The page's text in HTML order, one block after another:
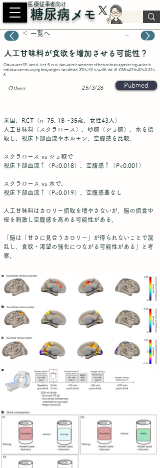
​医療従事者向け
糖尿病メモ
＜ 一覧へ －
人工甘味料が食欲を増加させる可能性？
Chakravartti SP, Jann K, Veit R, et al. Non-caloric sweetener effects on brain appetite regulation in
individuals across varying body weights. Nat Metab. 2025;7(3):574-585. doi:10.1038/s42255-025-01227-
8
25/3/26
Others Pubmed
米国、RCT（n=75, 18〜35歳、女性43人）
人工甘味料（スクラロース）、砂糖（ショ糖）、水を摂
取し、視床下部血流やホルモン、空腹感を比較。
スクラロース vs ショ糖で
視床下部血流↑（P<0.018）、空腹感↑（P<0.001）
スクラロース vs 水で、
視床下部血流↑（P<0.019）、空腹感差なし
人工甘味料はカロリー摂取を増やさないが、脳の摂食中
枢を刺激し空腹感を高める可能性がある。
「脳は「甘さに見合うカロリー」が得られないことで混
乱し、食欲・渇望の強化につながる可能性がある」と考
察。